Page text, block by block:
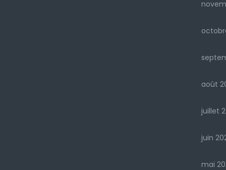
août
juillet
juin
mai